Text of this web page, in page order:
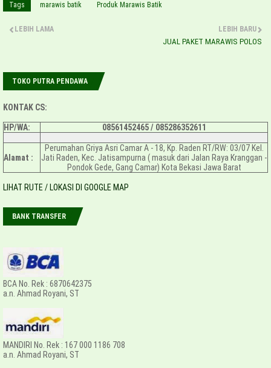
Tags marawis batik Produk Marawis Batik
LEBIH BARU
JUAL PAKET MARAWIS POLOS
LEBIH LAMA
TOKO PUTRA PENDAWA
KONTAK CS:
HP/WA: 08561452465 / 085286352611
Alamat :
Perumahan Griya Asri Camar A - 18, Kp. Raden RT/RW: 03/07 Kel.
Jati Raden, Kec. Jatisampurna ( masuk dari Jalan Raya Kranggan -
Pondok Gede, Gang Camar) Kota Bekasi Jawa Barat
LIHAT RUTE / LOKASI DI GOOGLE MAP
BANK TRANSFER
BCA No. Rek : 6870642375
a.n. Ahmad Royani, ST
MANDIRI No. Rek : 167 000 1186 708
a.n. Ahmad Royani, ST